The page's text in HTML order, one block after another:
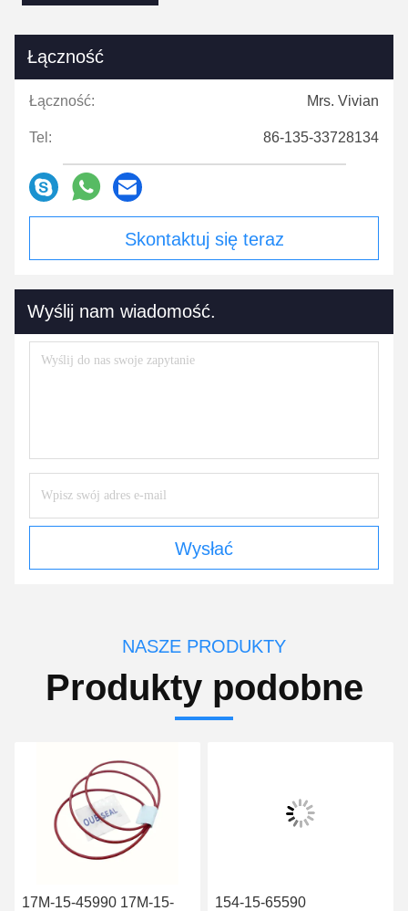
Łączność
Łączność: Mrs. Vivian
Tel: 86-135-33728134
Skontaktuj się teraz
Wyślij nam wiadomość.
Wysłać
NASZE PRODUKTY
Produkty podobne
17M-15-45990 17M-15-
154-15-65590